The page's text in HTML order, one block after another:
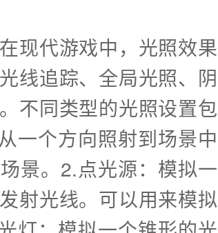
现代游戏中，光照效果
线追踪、全局光照、阴
不同类型的光照设置包
一个方向照射到场景中
景。2.点光源：模拟一
射光线。可以用来模拟